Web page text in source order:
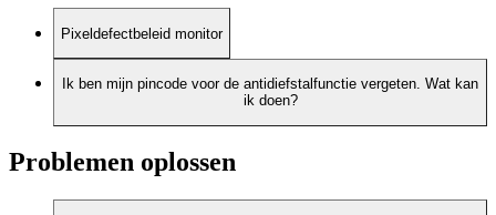
Pixeldefectbeleid monitor
Ik ben mijn pincode voor de antidiefstalfunctie vergeten. Wat kan
ik doen?
Problemen oplossen